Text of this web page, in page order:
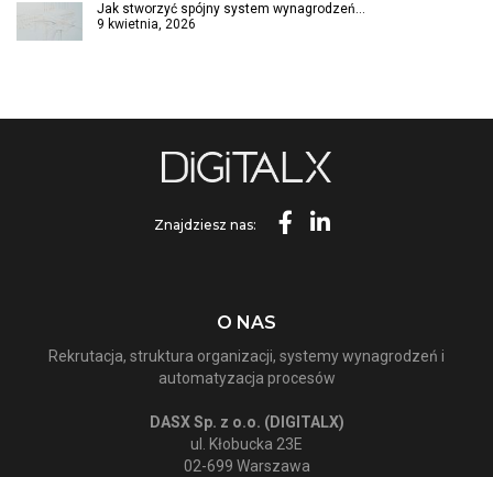
Jak stworzyć spójny system wynagrodzeń…
9 kwietnia, 2026
Znajdziesz nas:
O NAS
Rekrutacja, struktura organizacji, systemy wynagrodzeń i
automatyzacja procesów
DASX Sp. z o.o. (DIGITALX)
ul. Kłobucka 23E
02-699 Warszawa